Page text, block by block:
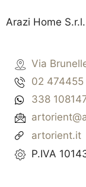
Arazi Home S.r.l.
Via
02 474455
338
artorient.it
P.IVA